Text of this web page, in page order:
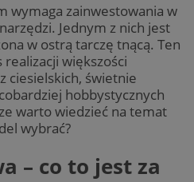
wymaga zainwestowania w
Jednym z nich jest
w ostrą tarczę tnącą. Ten
większości
ciesielskich, świetnie
hobbystycznych
warto wiedzieć na temat
wybrać?
– co to jest za